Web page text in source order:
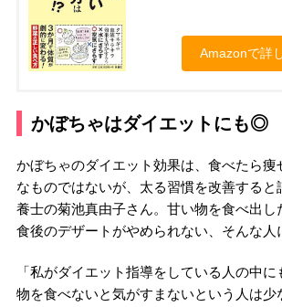
Amazonで詳
かぼちゃはダイエットにも◎
かぼちゃのダイエット効果は、食べたら痩
なものではないが、太る習慣を改善すると
養士の菊池真由子さん。甘い物を食べ出し
食後のデザートがやめられない、そんな人
「私がダイエット指導をしている人の中
物を食べないと気がすまないという人は少